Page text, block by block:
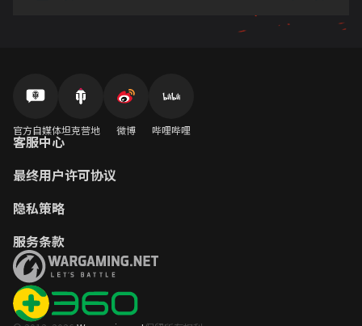
官方自媒体坦克营地 微博 哔哩哔哩
客服中心
最终用户许可协议
隐私策略
服务条款